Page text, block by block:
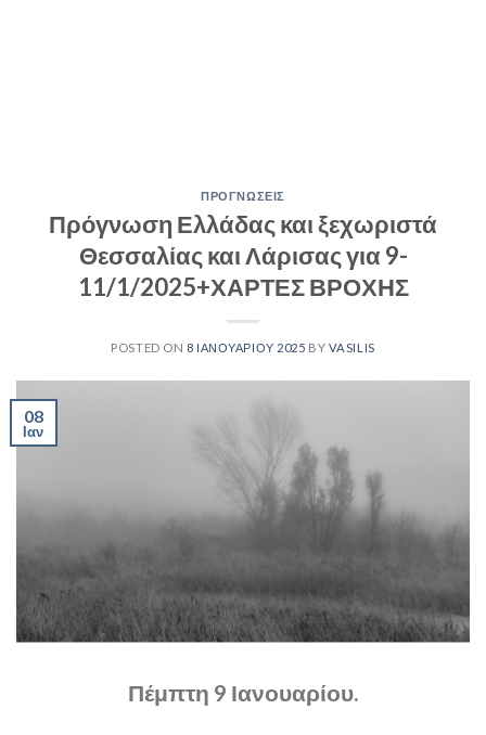
ΠΡΟΓΝΩΣΕΙΣ
Πρόγνωση Ελλάδας και ξεχωριστά
Θεσσαλίας και Λάρισας για 9-
11/1/2025+ΧΑΡΤΕΣ ΒΡΟΧΗΣ
POSTED ON 8 ΙΑΝΟΥΑΡΊΟΥ 2025 BY VASILIS
08
Ιαν
Πέμπτη 9 Ιανουαρίου.